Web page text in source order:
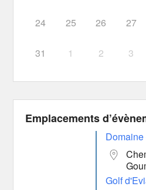
24 25 26 27
31 1 2 3
Emplacements
Golf